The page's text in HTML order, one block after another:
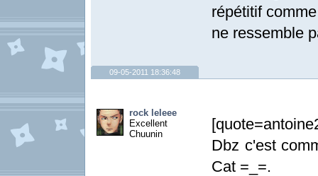
répétitif
ne ressemble
09-05-2011 18:36:48
rock leleee
Excellent
Chuunin
Dbz c'est
Cat =_=.